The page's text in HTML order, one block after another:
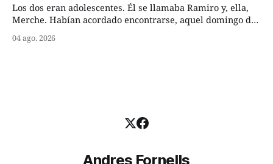
Los dos eran adolescentes. Él se llamaba Ramiro y, ella,
Merche. Habían acordado encontrarse, aquel domingo de
lugar del río que debía este nombre a la pronunciada
04 ago. 2026
Andres Fornells